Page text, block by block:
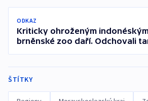
ODKAZ
Kriticky ohroženým
brněnské zoo daří. Odchovali
ŠTÍTKY